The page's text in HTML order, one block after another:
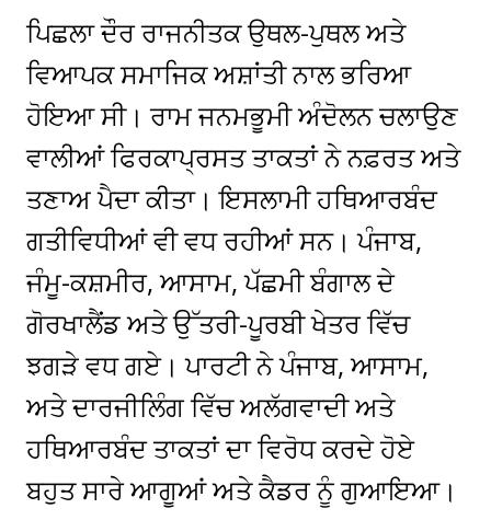
ਪਿਛਲਾ ਦੌਰ ਰਾਜਨੀਤਕ ਉਥਲ-ਪੁਥਲ ਅਤੇ
ਵਿਆਪਕ ਸਮਾਜਿਕ ਅਸ਼ਾਂਤੀ ਨਾਲ ਭਰਿਆ
ਹੋਇਆ ਸੀ। ਰਾਮ ਜਨਮਭੂਮੀ ਅੰਦੋਲਨ ਚਲਾਉਣ
ਵਾਲੀਆਂ ਫਿਰਕਾਪ੍ਰਸਤ ਤਾਕਤਾਂ ਨੇ ਨਫ਼ਰਤ ਅਤੇ
ਤਣਾਅ ਪੈਦਾ ਕੀਤਾ। ਇਸਲਾਮੀ ਹਥਿਆਰਬੰਦ
ਗਤੀਵਿਧੀਆਂ ਵੀ ਵਧ ਰਹੀਆਂ ਸਨ। ਪੰਜਾਬ,
ਜੰਮੂ-ਕਸ਼ਮੀਰ, ਆਸਾਮ, ਪੱਛਮੀ ਬੰਗਾਲ ਦੇ
ਗੋਰਖਾਲੈਂਡ ਅਤੇ ਉੱਤਰੀ-ਪੂਰਬੀ ਖੇਤਰ ਵਿੱਚ
ਝਗੜੇ ਵਧ ਗਏ। ਪਾਰਟੀ ਨੇ ਪੰਜਾਬ, ਆਸਾਮ,
ਅਤੇ ਦਾਰਜੀਲਿੰਗ ਵਿੱਚ ਅਲੱਗਵਾਦੀ ਅਤੇ
ਹਥਿਆਰਬੰਦ ਤਾਕਤਾਂ ਦਾ ਵਿਰੋਧ ਕਰਦੇ ਹੋਏ
ਬਹੁਤ ਸਾਰੇ ਆਗੂਆਂ ਅਤੇ ਕੈਡਰ ਨੂੰ ਗੁਆਇਆ।